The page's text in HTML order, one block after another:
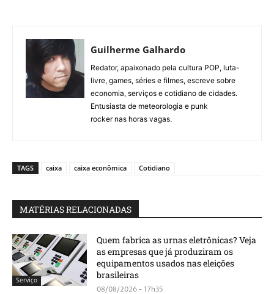
Guilherme Galhardo
Redator, apaixonado pela cultura POP, luta-
livre, games, séries e filmes, escreve sobre
economia, serviços e cotidiano de cidades.
Entusiasta de meteorologia e punk
rocker nas horas vagas.
TAGS caixa caixa econômica Cotidiano
MATÉRIAS RELACIONADAS
Serviço
Quem fabrica as urnas eletrônicas? Veja
as empresas que já produziram os
equipamentos usados nas eleições
brasileiras
08/08/2026 - 17h35